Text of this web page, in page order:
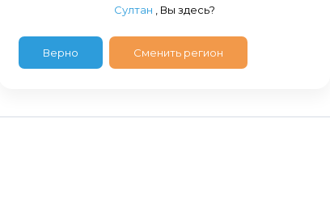
Султан , Вы здесь?
Верно Сменить регион